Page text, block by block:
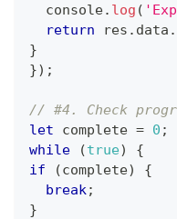
console. log (
return res . data .
}
}) ;
// #4. Check
let complete = 0 ;
while
(true)
{
if
(complete)
{
break;
}